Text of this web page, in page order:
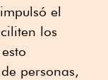
el
los
personas,